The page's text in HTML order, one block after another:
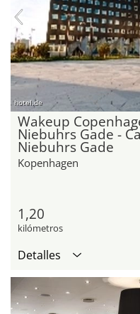
hotel.de
Wakeup
Niebuhrs Gade -
Niebuhrs Gade
Kopenhagen
1,20
kilómetros
Detalles